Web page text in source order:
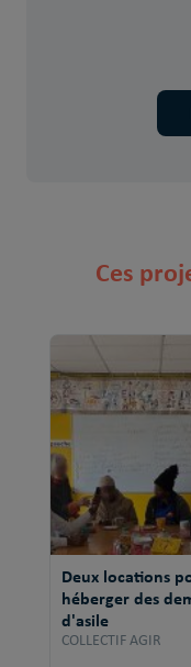
Ces
Deux locations
héberger des
d'asile
COLLECTIF AGIR